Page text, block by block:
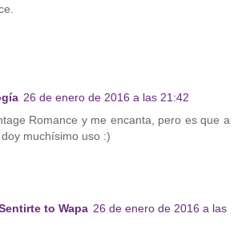
26 de enero de 2016 a las 21:42
Romance y me encanta, pero es que a
muchísimo uso :)
to Wapa 26 de enero de 2016 a las